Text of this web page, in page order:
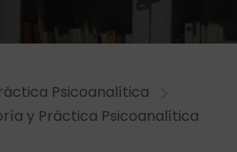
Psicoanalítica
y Práctica Psicoanalítica